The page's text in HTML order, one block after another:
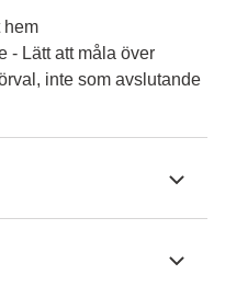
hem
- Lätt att måla över
inte som avslutande